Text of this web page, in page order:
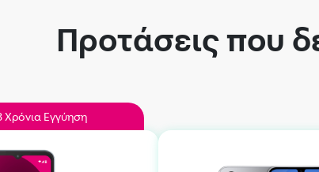
Προτάσεις που
Χρόνια Εγγύηση